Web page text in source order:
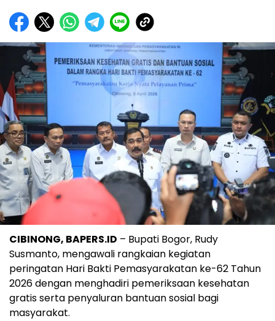
CIBINONG, BAPERS.ID – Bupati Bogor, Rudy
Susmanto, mengawali rangkaian kegiatan
peringatan Hari Bakti Pemasyarakatan ke-62 Tahun
2026 dengan menghadiri pemeriksaan kesehatan
gratis serta penyaluran bantuan sosial bagi
masyarakat.